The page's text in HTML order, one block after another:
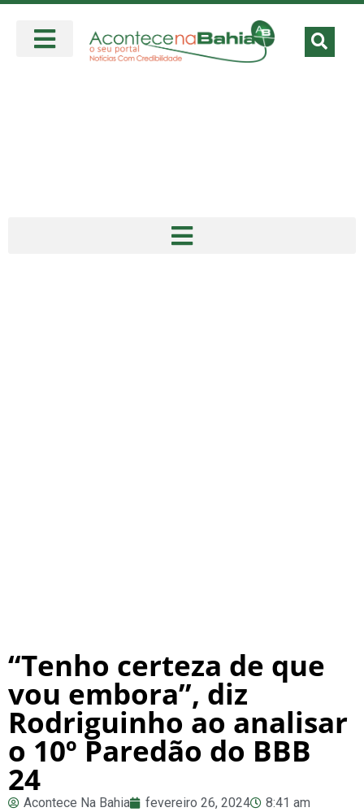
“Tenho certeza de que
vou embora”, diz
Rodriguinho ao analisar
o 10º Paredão do BBB
24
Acontece Na Bahia fevereiro 26, 2024 8:41 am